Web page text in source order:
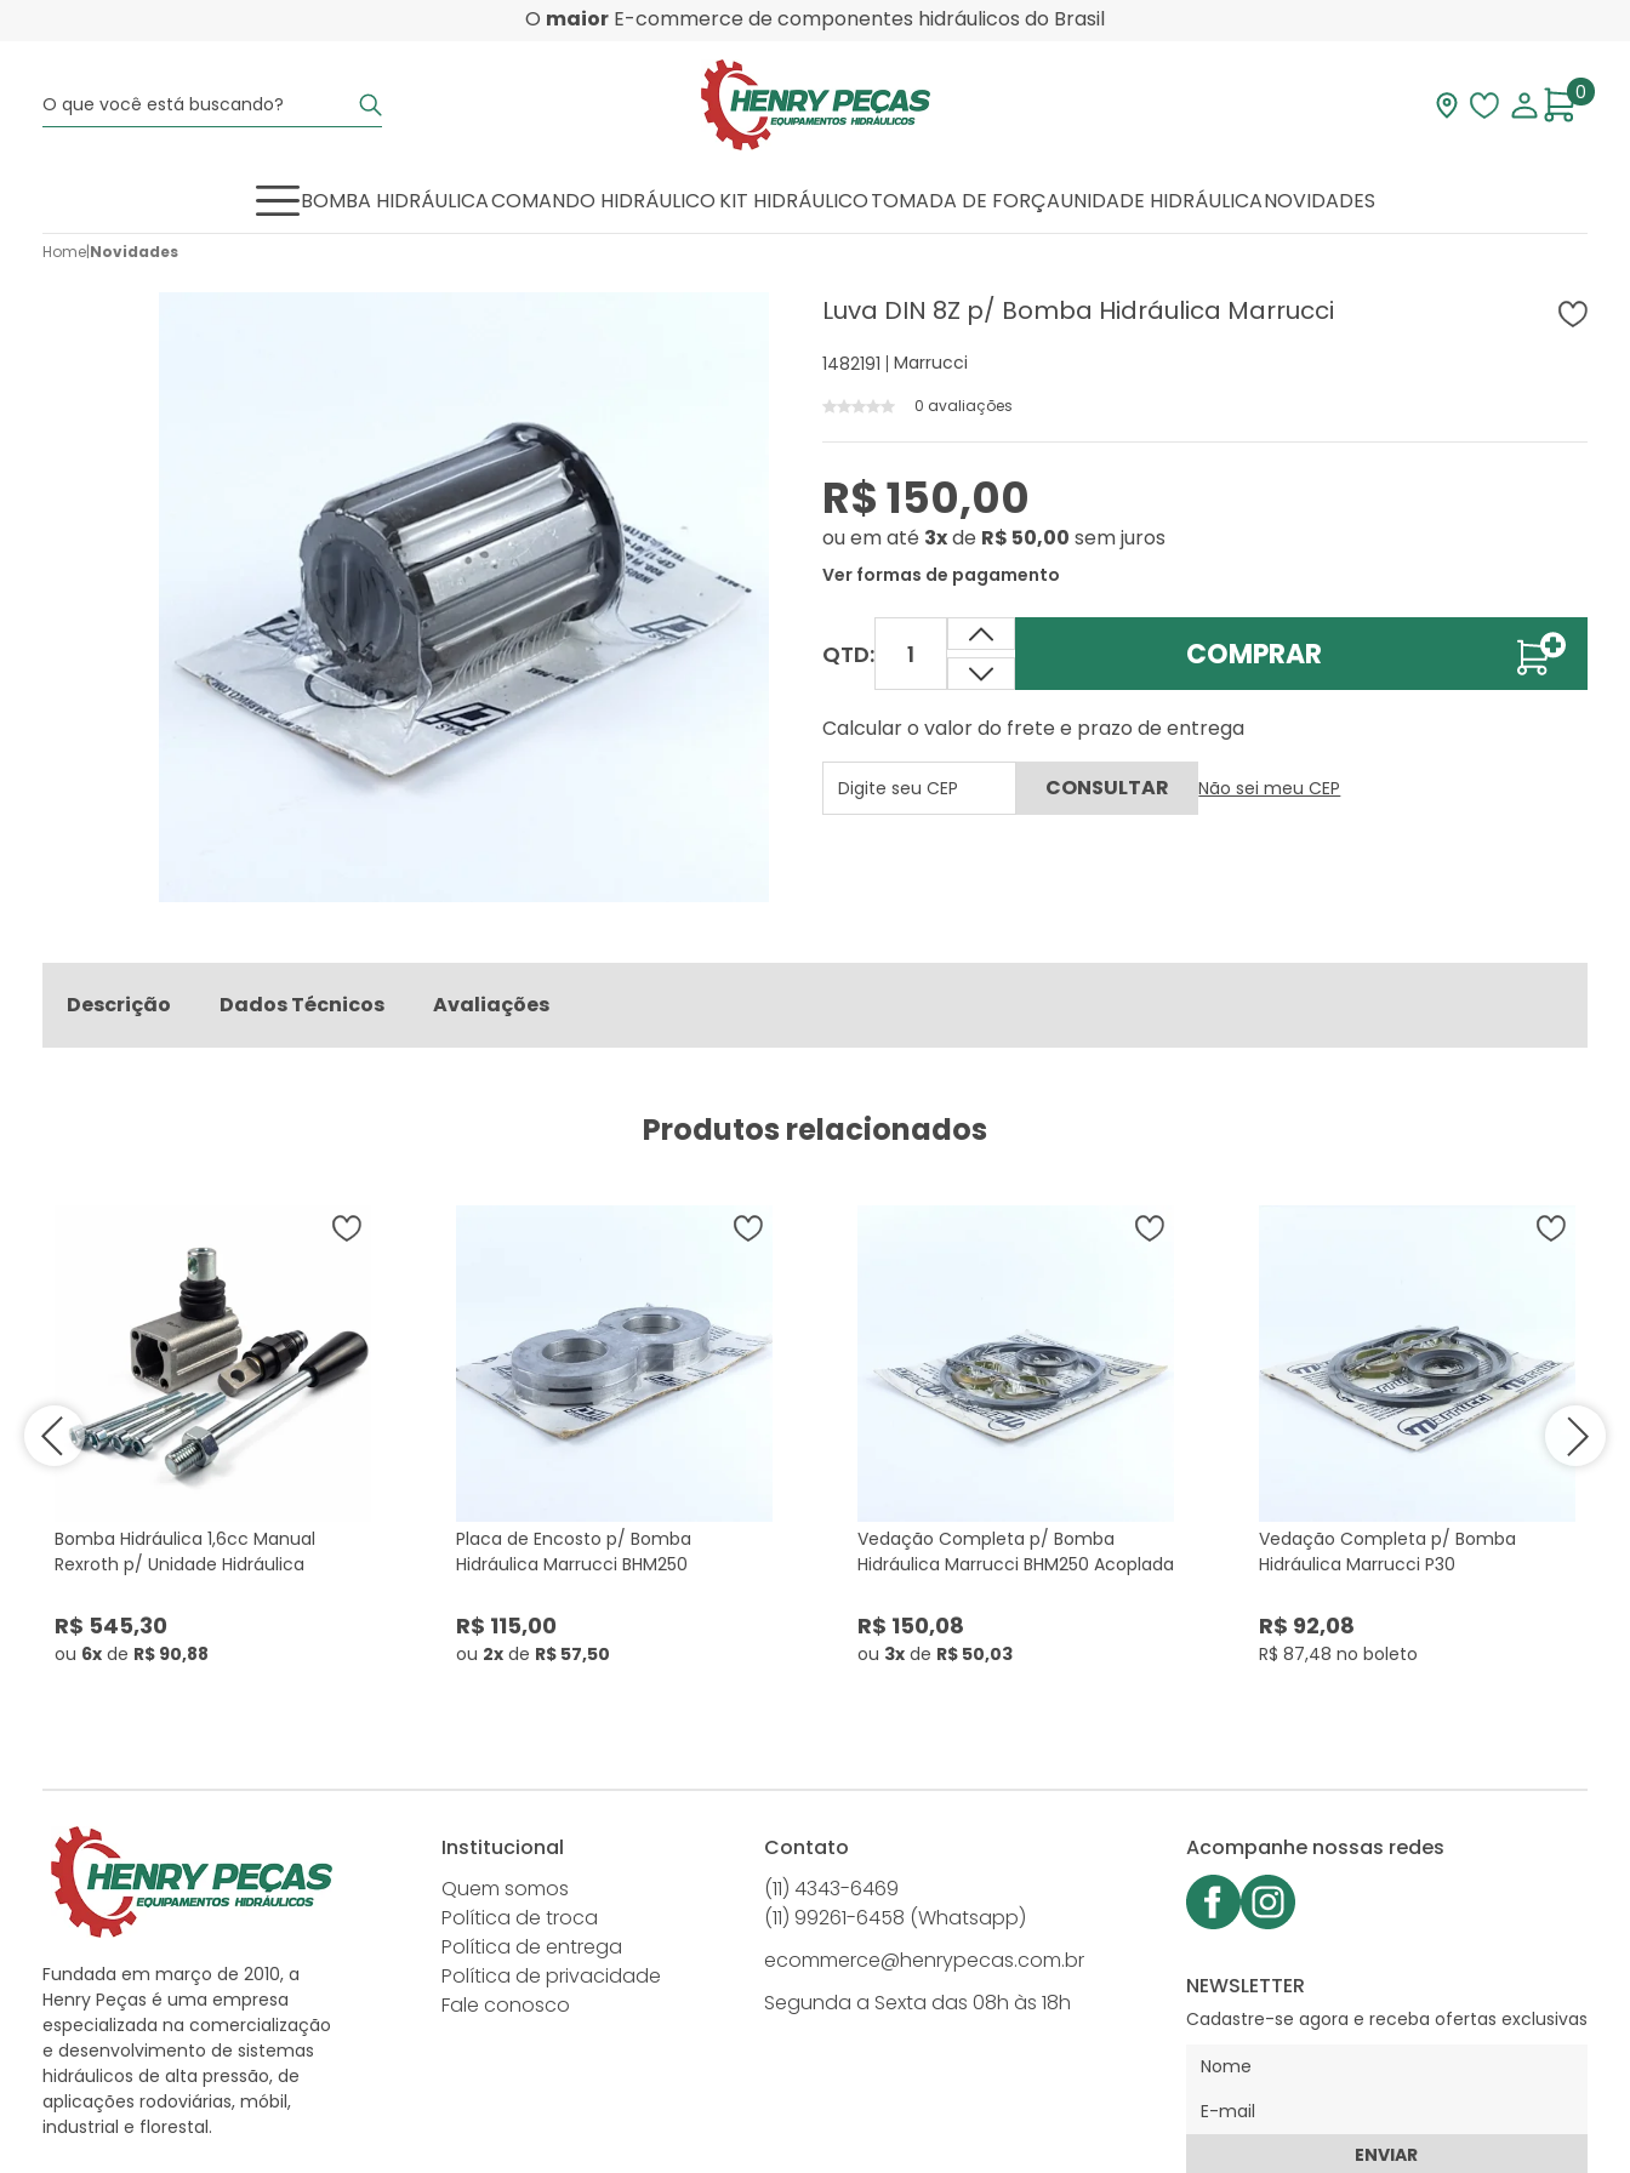
O maior E-commerce de componentes hidráulicos do Brasil
Visite nossa loja
Lista deMinha
0
BOMBA HIDRÁULICACOMANDO HIDRÁULICO KIT HIDRÁULICOTOMADA DE FORÇAUNIDADE HIDRÁULICANOVIDADES
Home|Novidades
Luva DIN 8Z p/ Bomba Hidráulica Marrucci
1482191 Marrucci
0 avaliações
R$ 150,00
ouem até 3xde R$ 50,00 sem juros
Ver formas de pagamento
QTD: COMPRAR
Calcular o valor do frete e prazo de entrega
Não sei meu CEP
Descrição Dados Técnicos Avaliações
Produtos relacionados
Bomba Hidráulica 1,6cc Manual
Rexroth p/ Unidade Hidráulica
R$ 545,30
ou 6x de R$ 90,88
Placa de Encosto p/ Bomba
Hidráulica Marrucci BHM250
R$ 115,00
ou 2x de R$ 57,50
Vedação Completa p/ Bomba
Hidráulica Marrucci BHM250 Acoplada
R$ 150,08
ou 3x de R$ 50,03
Vedação Completa p/ Bomba
Hidráulica Marrucci P30
R$ 92,08
R$ 87,48 no boleto
Fundada em março de 2010, a
Henry Peças é uma empresa
especializada na comercialização
e desenvolvimento de sistemas
hidráulicos de alta pressão, de
aplicações rodoviárias, móbil,
industrial e florestal.
Institucional
Quem somos
Política de troca
Política de entrega
Política de privacidade
Fale conosco
Contato
(11) 4343-6469
(11) 99261-6458 (Whatsapp)
ecommerce@henrypecas.com.br
Segunda a Sexta das 08h às 18h
Acompanhe nossas redes
NEWSLETTER
Cadastre-se agora e receba ofertas exclusivas
ENVIAR